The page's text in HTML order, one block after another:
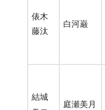
俵木
藤汰
白河巌
結城
庭瀬美月